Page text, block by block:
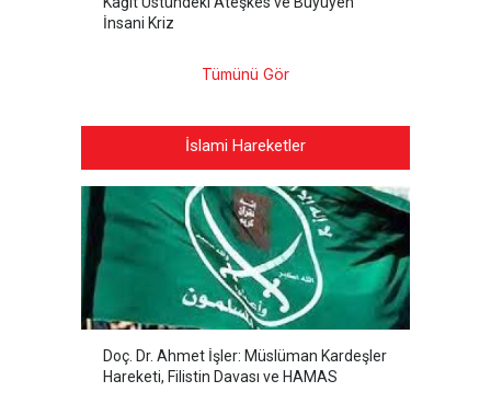
İnsani Kriz
Tümünü Gör
İslami Hareketler
Doç. Dr. Ahmet İşler: Müslüman Kardeşler
Hareketi, Filistin Davası ve HAMAS